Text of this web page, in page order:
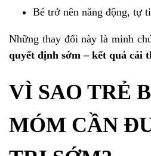
Bé trở nên năng động, tự
Những thay đổi này là minh
quyết định sớm – kết quả cải
VÌ SAO TRẺ
MÓM CẦN